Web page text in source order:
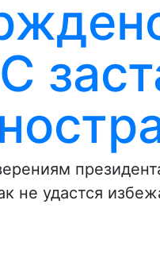
не удастся